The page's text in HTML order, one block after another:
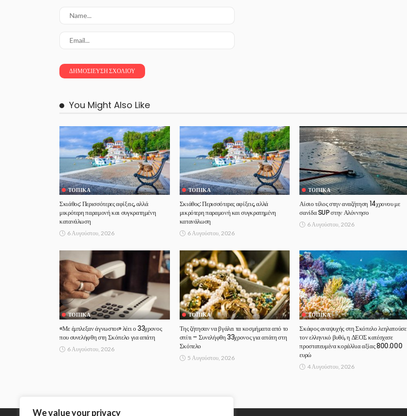
We value your privacy
You Might Also Like
ΤΟΠΙΚΆ
Σκιάθος: Περισσότερες αφίξεις, αλλά
μικρότερη παραμονή και συγκρατημένη
κατανάλωση
6 Αυγούστου, 2026
ΤΟΠΙΚΆ
Σκιάθος: Περισσότερες αφίξεις, αλλά
μικρότερη παραμονή και συγκρατημένη
κατανάλωση
6 Αυγούστου, 2026
ΤΟΠΙΚΆ
Αίσιο τέλος στην αναζήτηση 14χρονου με
σανίδα SUP στην Αλόννησο
6 Αυγούστου, 2026
ΤΟΠΙΚΆ
«Με έμπλεξαν άγνωστοι» λέει ο 33χρονος
που συνελήφθη στη Σκόπελο για απάτη
6 Αυγούστου, 2026
ΤΟΠΙΚΆ
Της ζήτησαν να βγάλει τα κοσμήματα από το
σπίτι – Συνελήφθη 33χρονος για απάτη στη
Σκόπελο
5 Αυγούστου, 2026
ΤΟΠΙΚΆ
Σκάφος αναψυχής στη Σκόπελο λεηλατούσε
τον ελληνικό βυθό, η ΔΕΟΣ κατέσχεσε
προστατευμένα κοράλλια αξίας 800.000
ευρώ
4 Αυγούστου, 2026